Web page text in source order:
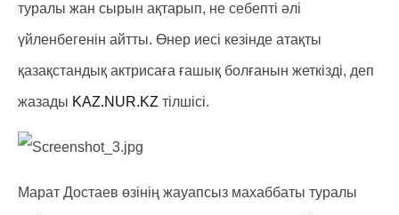
туралы жан сырын ақтарып, не себепті әлі
үйленбегенін айтты. Өнер иесі кезінде атақты
қазақстандық актрисаға ғашық болғанын жеткізді, деп
жазады KAZ.NUR.KZ тілшісі.
Марат Достаев өзінің жауапсыз махаббаты туралы